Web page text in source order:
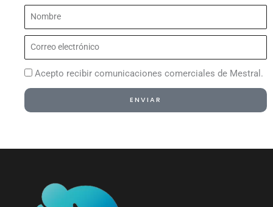
Nombre
Correo
electrónico
Acepto recibir comunicaciones comerciales de Mestral.
ENVIAR